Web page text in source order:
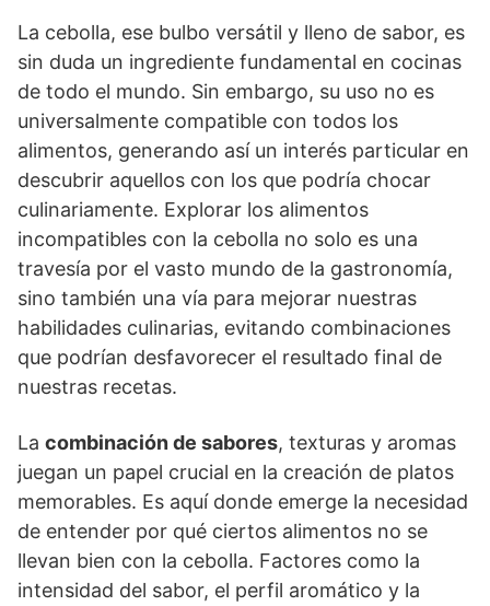
La cebolla, ese bulbo versátil y lleno de sabor, es
sin duda un ingrediente fundamental en cocinas
de todo el mundo. Sin embargo, su uso no es
universalmente compatible con todos los
alimentos, generando así un interés particular en
descubrir aquellos con los que podría chocar
culinariamente. Explorar los alimentos
incompatibles con la cebolla no solo es una
travesía por el vasto mundo de la gastronomía,
sino también una vía para mejorar nuestras
habilidades culinarias, evitando combinaciones
que podrían desfavorecer el resultado final de
nuestras recetas.
La combinación de sabores, texturas y aromas
juegan un papel crucial en la creación de platos
memorables. Es aquí donde emerge la necesidad
de entender por qué ciertos alimentos no se
llevan bien con la cebolla. Factores como la
intensidad del sabor, el perfil aromático y la